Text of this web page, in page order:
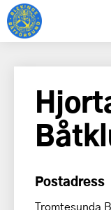
Postadress
Tromtesunda